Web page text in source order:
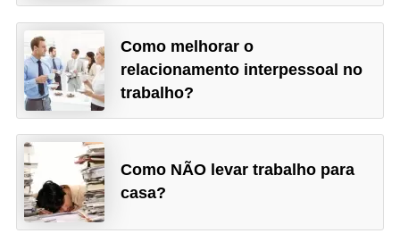
Como melhorar o
relacionamento interpessoal no
trabalho?
Como NÃO levar trabalho para
casa?